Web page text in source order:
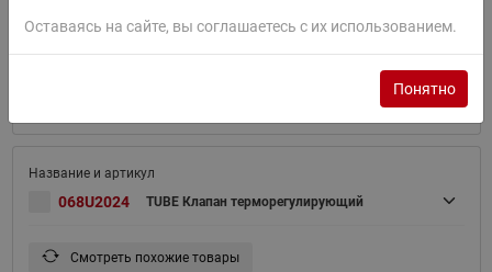
068U2023
TUBE Клапан терм №6 R134a/R513A
1/4x1/2"
068U2024 TUBE Клапан терморегулирующий
Смотреть похожие товары
Оставаясь на сайте, вы соглашаетесь с их использованием.
Понятно